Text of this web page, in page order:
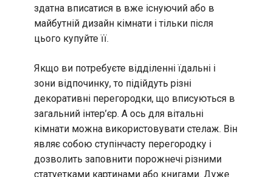
здатна вписатися в вже існуючий або в
майбутній дизайн кімнати і тільки після
цього купуйте її.
Якщо ви потребуєте відділенні їдальні і
зони відпочинку, то підійдуть різні
декоративні перегородки, що вписуються в
загальний інтер’єр. А ось для вітальні
кімнати можна використовувати стелаж. Він
являє собою ступінчасту перегородку і
дозволить заповнити порожнечі різними
статуетками картинами або книгами. Дуже